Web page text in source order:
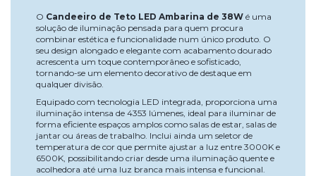
O Candeeiro de Teto LED Ambarina de 38W é uma
solução de iluminação pensada para quem procura
combinar estética e funcionalidade num único produto. O
seu design alongado e elegante com acabamento dourado
acrescenta um toque contemporâneo e sofisticado,
tornando-se um elemento decorativo de destaque em
qualquer divisão.
Equipado com tecnologia LED integrada, proporciona uma
iluminação intensa de 4353 lúmenes, ideal para iluminar de
forma eficiente espaços amplos como salas de estar, salas de
jantar ou áreas de trabalho. Inclui ainda um seletor de
temperatura de cor que permite ajustar a luz entre 3000K e
6500K, possibilitando criar desde uma iluminação quente e
acolhedora até uma luz branca mais intensa e funcional.